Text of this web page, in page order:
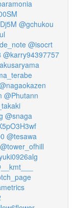
@gchukou
@isocrt
@karry94397757
@Phutann
@snaga
@tesawa
@tower_ofhill